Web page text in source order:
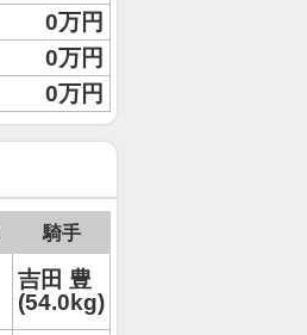
0万円
0万円
0万円
騎手
吉田 豊
(54.0kg)